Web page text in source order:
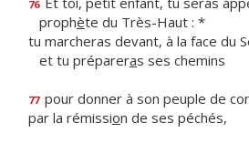
76
prophète du Très-Haut : *
tu marcheras devant, à la face du
et tu prépareras ses chemins
77 pour donner à son peuple de
par la rémission de ses péchés,